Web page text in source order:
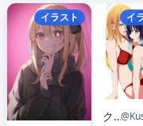
イラスト イ
クサナ